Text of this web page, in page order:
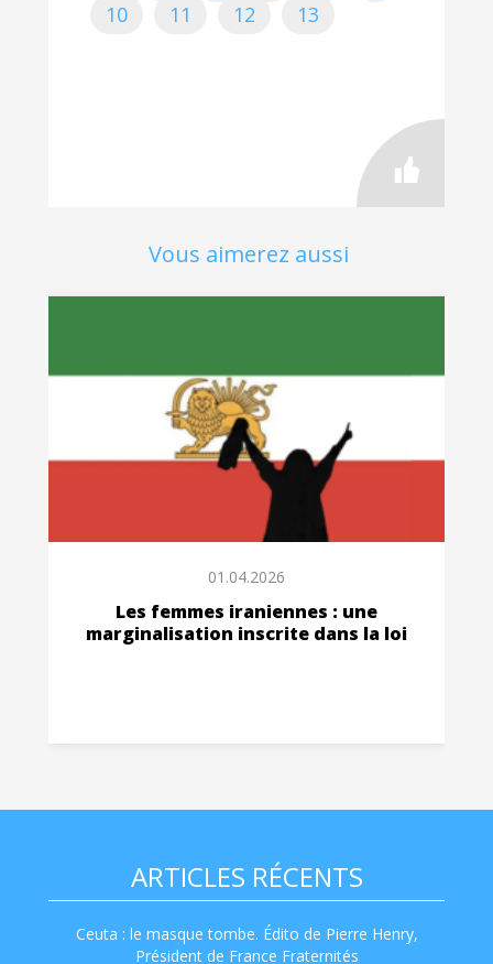
10
11 12 13
Vous aimerez aussi
01.04.2026
Les femmes iraniennes : une
marginalisation inscrite dans la loi
ARTICLES RÉCENTS
Ceuta : le masque tombe. Édito de Pierre Henry,
Président de France Fraternités